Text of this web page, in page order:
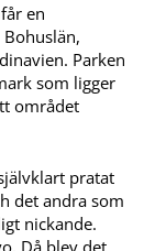
en
Parken
som ligger
området
pratat
det andra som
nickande.
Då blev det